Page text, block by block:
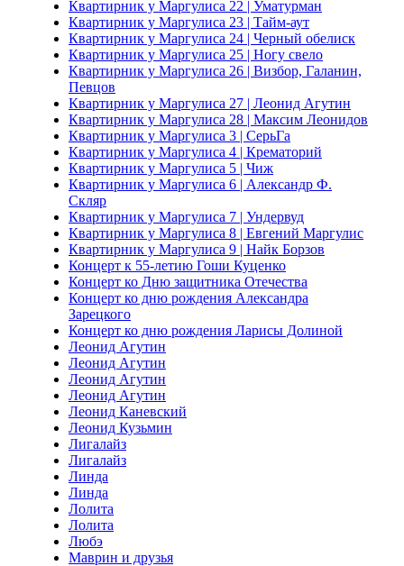
Квартирник у Маргулиса 22 | Уматурман
Квартирник у Маргулиса 23 | Тайм-аут
Квартирник у Маргулиса 24 | Черный обелиск
Квартирник у Маргулиса 25 | Ногу свело
Квартирник у Маргулиса 26 | Визбор, Галанин,
Певцов
Квартирник у Маргулиса 27 | Леонид Агутин
Квартирник у Маргулиса 28 | Максим Леонидов
Квартирник у Маргулиса 3 | СерьГа
Квартирник у Маргулиса 4 | Крематорий
Квартирник у Маргулиса 5 | Чиж
Квартирник у Маргулиса 6 | Александр Ф.
Скляр
Квартирник у Маргулиса 7 | Ундервуд
Квартирник у Маргулиса 8 | Евгений Маргулис
Квартирник у Маргулиса 9 | Найк Борзов
Концерт к 55-летию Гоши Куценко
Концерт ко Дню защитника Отечества
Концерт ко дню рождения Александра
Зарецкого
Концерт ко дню рождения Ларисы Долиной
Леонид Агутин
Леонид Агутин
Леонид Агутин
Леонид Агутин
Леонид Каневский
Леонид Кузьмин
Лигалайз
Лигалайз
Линда
Линда
Лолита
Лолита
Любэ
Маврин и друзья